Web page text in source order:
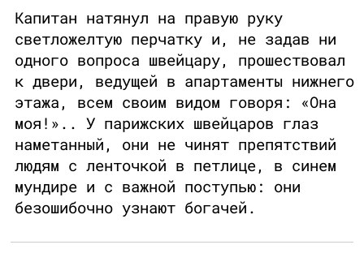
Капитан натянул на правую руку
светложелтую перчатку и, не задав ни
одного вопроса швейцару, прошествовал
к двери, ведущей в апартаменты нижнего
этажа, всем своим видом говоря: «Она
моя!».. У парижских швейцаров глаз
наметанный, они не чинят препятствий
людям с ленточкой в петлице, в синем
мундире и с важной поступью: они
безошибочно узнают богачей.